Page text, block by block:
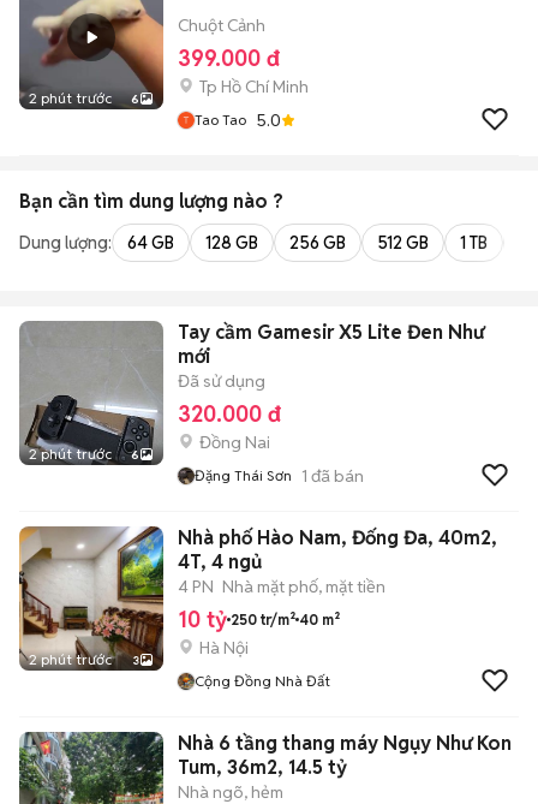
2 phút trước 6
Chuột Cảnh
399.000 đ
Tp Hồ Chí Minh
Tao Tao 5.0
Bạn cần tìm dung lượng nào ?
Dung lượng: 64 GB 128 GB 256 GB 512 GB 1 TB
2 phút trước 6
Tay cầm Gamesir X5 Lite Đen Như
mới
Đã sử dụng
320.000 đ
Đồng Nai
Đặng Thái Sơn 1 đã bán
2 phút trước 3
Nhà phố Hào Nam, Đống Đa, 40m2,
4T, 4 ngủ
4 PN Nhà mặt phố, mặt tiền
10 tỷ 250 tr/m² 40 m²
Hà Nội
Cộng Đồng Nhà Đất
Nhà 6 tầng thang máy Ngụy Như Kon
Tum, 36m2, 14.5 tỷ
Nhà ngõ, hẻm